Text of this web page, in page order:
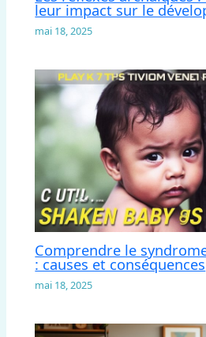
leur impact sur le
mai 18, 2025
Comprendre le
: causes et conséquences
mai 18, 2025